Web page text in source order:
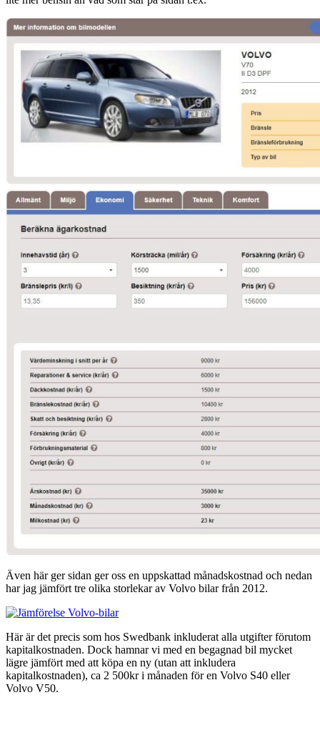
Även här ger sidan ger oss en uppskattad månadskostnad och nedan
har jag jämfört tre olika storlekar av Volvo bilar från 2012.
Här är det precis som hos Swedbank inkluderat alla utgifter förutom
kapitalkostnaden. Dock hamnar vi med en begagnad bil mycket
lägre jämfört med att köpa en ny (utan att inkludera
kapitalkostnaden), ca 2 500kr i månaden för en Volvo S40 eller
Volvo V50.